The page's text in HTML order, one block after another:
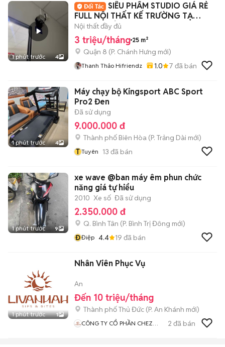
1 phút trước 4
SIÊU PHẨM STUDIO GIÁ RẺ
FULL NỘI THẤT KẾ TRƯỜNG TẠ
QUANG BỬU
Nội thất đầy đủ
3 triệu/tháng 25 m²
Quận 8 (P. Chánh Hưng mới)
Thanh Thảo Hifriendz 1.0 7 đã bán
1 phút trước 4
Máy chạy bộ Kingsport ABC Sport
Pro2 Đen
Đã sử dụng
9.000.000 đ
Thành phố Biên Hòa (P. Trảng Dài mới)
T Tuyên 13 đã bán
1 phút trước 9
xe wave @ban máy êm phun chức
năng giá tự hiểu
2010 Xe số Đã sử dụng
2.350.000 đ
Q. Bình Tân (P. Bình Trị Đông mới)
ĐĐiệp 4.4 19 đã bán
1 phút trước 1
Nhân Viên Phục Vụ
An
Đến 10 triệu/tháng
Thành phố Thủ Đức (P. An Khánh mới)
CÔNG TY CỔ PHẦN CHEZ
2 đã bán